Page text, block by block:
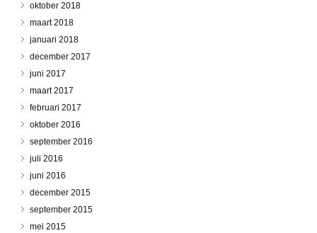
oktober 2018
maart 2018
januari 2018
december 2017
juni 2017
maart 2017
februari 2017
oktober 2016
september 2016
juli 2016
juni 2016
december 2015
september 2015
mei 2015